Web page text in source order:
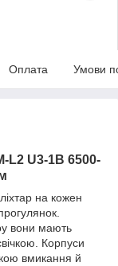
Оплата Умови
L2 U3-1B 6500-
на кожен
вони мають
Корпуси
вмикання й